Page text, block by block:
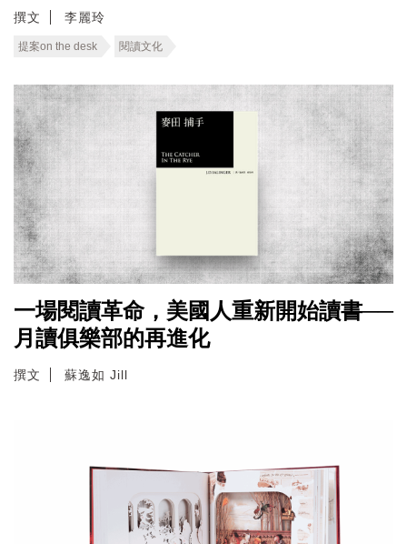
撰文 李麗玲
提案on the desk 閱讀文化
一場閱讀革命，美國人重新開始讀書──
月讀俱樂部的再進化
撰文 蘇逸如 Jill